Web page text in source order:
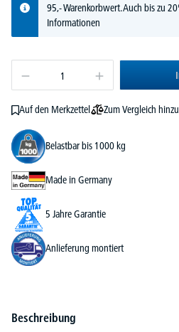
95,- Warenkorbwert. Auch bis zu
Informationen
Auf den Merkzettel Zum Vergleich
Belastbar bis 1000 kg
Made in Germany
5 Jahre Garantie
Anlieferung montiert
Beschreibung